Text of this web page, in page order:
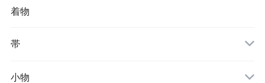
着物
帯
小物